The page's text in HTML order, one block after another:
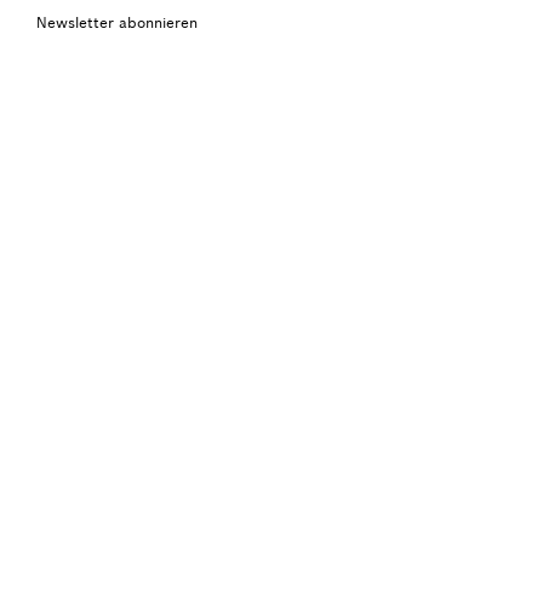
Newsletter abonnieren